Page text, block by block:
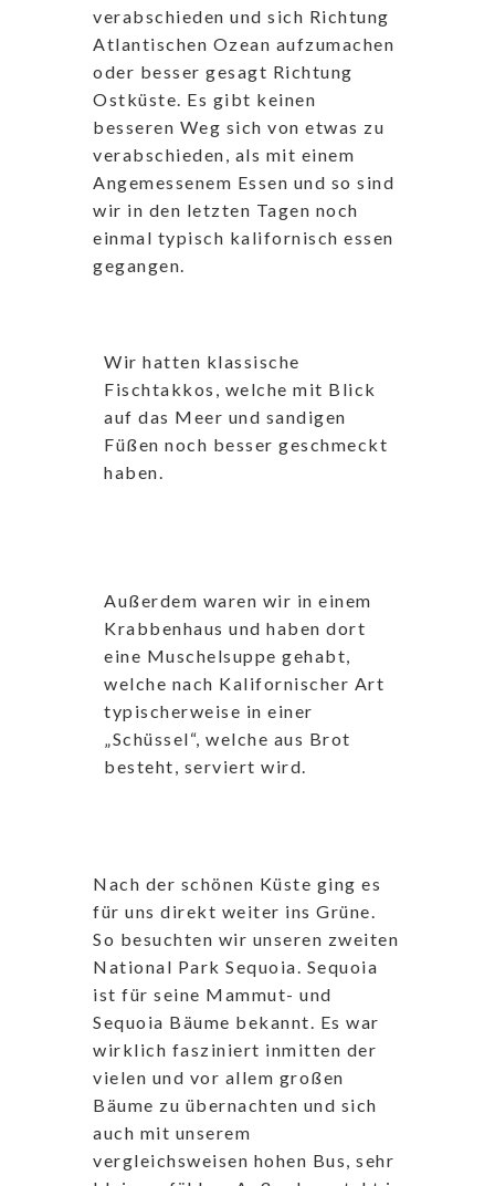
verabschieden und sich Richtung
Atlantischen Ozean aufzumachen
oder besser gesagt Richtung
Ostküste. Es gibt keinen
besseren Weg sich von etwas zu
verabschieden, als mit einem
Angemessenem Essen und so sind
wir in den letzten Tagen noch
einmal typisch kalifornisch essen
gegangen.
Wir hatten klassische
Fischtakkos, welche mit Blick
auf das Meer und sandigen
Füßen noch besser geschmeckt
haben.
Außerdem waren wir in einem
Krabbenhaus und haben dort
eine Muschelsuppe gehabt,
welche nach Kalifornischer Art
typischerweise in einer
„Schüssel“, welche aus Brot
besteht, serviert wird.
Nach der schönen Küste ging es
für uns direkt weiter ins Grüne.
So besuchten wir unseren zweiten
National Park Sequoia. Sequoia
ist für seine Mammut- und
Sequoia Bäume bekannt. Es war
wirklich fasziniert inmitten der
vielen und vor allem großen
Bäume zu übernachten und sich
auch mit unserem
vergleichsweisen hohen Bus, sehr